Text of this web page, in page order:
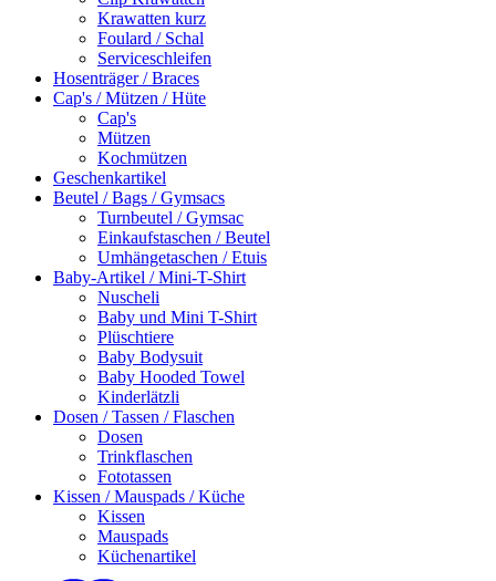
Krawatten kurz
Foulard / Schal
Serviceschleifen
Hosenträger / Braces
Cap's / Mützen / Hüte
Cap's
Mützen
Kochmützen
Geschenkartikel
Beutel / Bags / Gymsacs
Turnbeutel / Gymsac
Einkaufstaschen / Beutel
Umhängetaschen / Etuis
Baby-Artikel / Mini-T-Shirt
Nuscheli
Baby und Mini T-Shirt
Plüschtiere
Baby Bodysuit
Baby Hooded Towel
Kinderlätzli
Dosen / Tassen / Flaschen
Dosen
Trinkflaschen
Fototassen
Kissen / Mauspads / Küche
Kissen
Mauspads
Küchenartikel